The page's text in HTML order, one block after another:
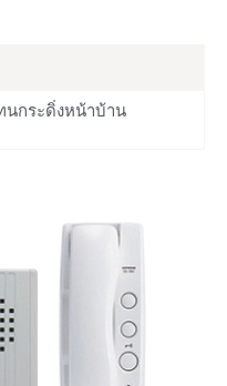
นกระดิ่งหน้าบ้าน